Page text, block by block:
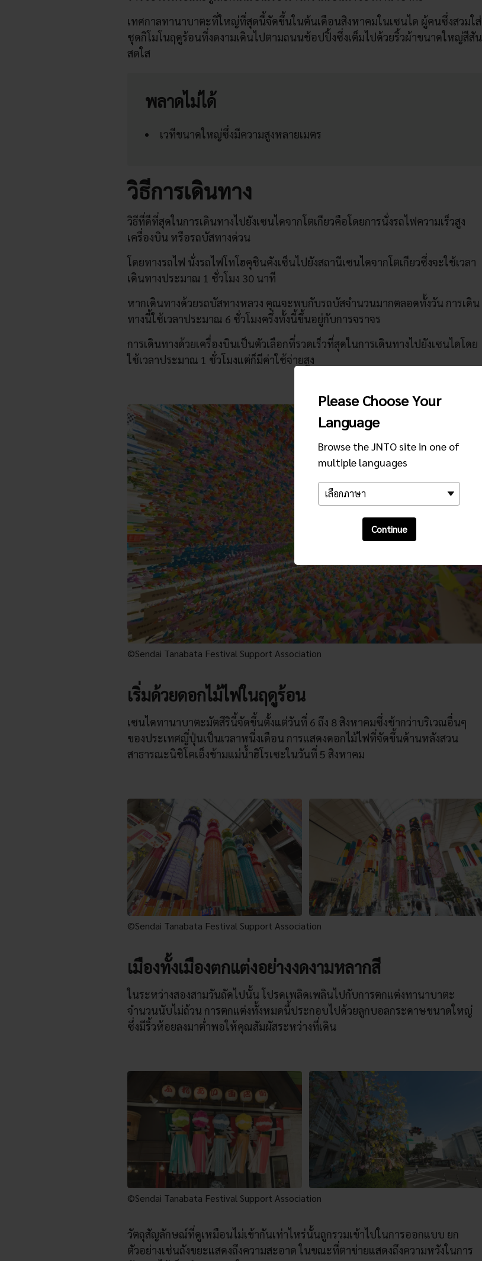
Please Choose Your
Language
Browse the JNTO site in one of
multiple languages
Continue
เทศกาลทานาบาตะที่ใหญ่ที่สุดนี้จัดขึ้นในต้นเดือนสิงหาคมในเซนได ผู้คนซึ่งสวมใส่
ชุดกิโมโนฤดูร้อนที่งดงามเดินไปตามถนนช้อปปิ้งซึ่งเต็มไปด้วยริ้วผ้าขนาดใหญ่สีสัน
สดใส
พลาดไม่ได้
เวทีขนาดใหญ่ซึ่งมีความสูงหลายเมตร
วิธีการเดินทาง
วิธีที่ดีที่สุดในการเดินทางไปยังเซนไดจากโตเกียวคือโดยการนั่งรถไฟความเร็วสูง
เครื่องบิน หรือรถบัสทางด่วน
โดยทางรถไฟ นั่งรถไฟโทโฮคุชินคังเซ็นไปยังสถานีเซนไดจากโตเกียวซึ่งจะใช้เวลา
เดินทางประมาณ 1 ชั่วโมง 30 นาที
หากเดินทางด้วยรถบัสทางหลวง คุณจะพบกับรถบัสจำนวนมากตลอดทั้งวัน การเดิน
ทางนี้ใช้เวลาประมาณ 6 ชั่วโมงครึ่งทั้งนี้ขึ้นอยู่กับการจราจร
การเดินทางด้วยเครื่องบินเป็นตัวเลือกที่รวดเร็วที่สุดในการเดินทางไปยังเซนไดโดย
ใช้เวลาประมาณ 1 ชั่วโมงแต่ก็มีค่าใช้จ่ายสูง
©Sendai Tanabata Festival Support Association
เริ่มด้วยดอกไม้ไฟในฤดูร้อน
เซนไดทานาบาตะมัตสึรินี้จัดขึ้นตั้งแต่วันที่ 6 ถึง 8 สิงหาคมซึ่งช้ากว่าบริเวณอื่นๆ
ของประเทศญี่ปุ่นเป็นเวลาหนึ่งเดือน การแสดงดอกไม้ไฟที่จัดขึ้นด้านหลังสวน
สาธารณะนิชิโคเอ็งข้ามแม่น้ำฮิโรเซะในวันที่ 5 สิงหาคม
©Sendai Tanabata Festival Support Association
เมืองทั้งเมืองตกแต่งอย่างงดงามหลากสี
ในระหว่างสองสามวันถัดไปนั้น โปรดเพลิดเพลินไปกับการตกแต่งทานาบาตะ
จำนวนนับไม่ถ้วน การตกแต่งทั้งหมดนี้ประกอบไปด้วยลูกบอลกระดาษขนาดใหญ่
ซึ่งมีริ้วห้อยลงมาต่ำพอให้คุณสัมผัสระหว่างที่เดิน
©Sendai Tanabata Festival Support Association
วัตถุสัญลักษณ์ที่ดูเหมือนไม่เข้ากันเท่าไหร่นั้นถูกรวมเข้าไปในการออกแบบ ยก
ตัวอย่างเช่นถังขยะแสดงถึงความสะอาด ในขณะที่ตาข่ายแสดงถึงความหวังในการ